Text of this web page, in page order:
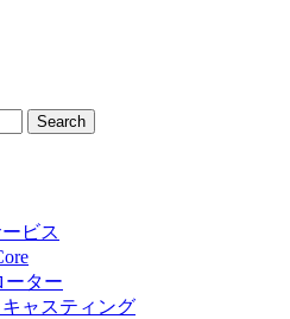
ビス
ーター
ャスティング